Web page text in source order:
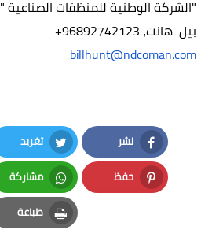
"الشركةالوطنية للمنظفات الصناعية "
بيل هانت، +96892742123
billhunt@ndcoman.com
نشر
Facebook
تغريد
Twitter
حفظ
Pinterest
مشاركة
Whatsapp
طباعة
Print